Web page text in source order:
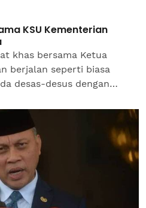
KSU Kementerian
khas bersama Ketua
berjalan seperti biasa
desas-desus dengan